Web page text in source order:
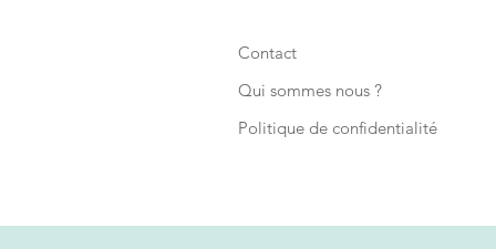
Contact
Qui sommes nous ?
Politique de confidentialité